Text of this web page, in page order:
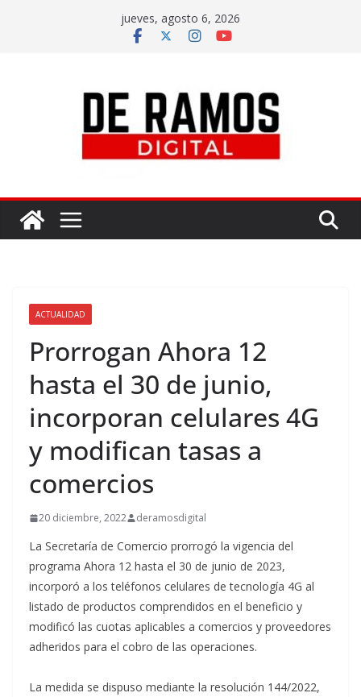
jueves, agosto 6, 2026
ACTUALIDAD
Prorrogan Ahora 12
hasta el 30 de junio,
incorporan celulares 4G
y modifican tasas a
comercios
20 diciembre, 2022 deramosdigital
La Secretaría de Comercio prorrogó la vigencia del
programa Ahora 12 hasta el 30 de junio de 2023,
incorporó a los teléfonos celulares de tecnología 4G al
listado de productos comprendidos en el beneficio y
modificó las cuotas aplicables a comercios y proveedores
adheridos para el cobro de las operaciones.
La medida se dispuso mediante la resolución 144/2022,